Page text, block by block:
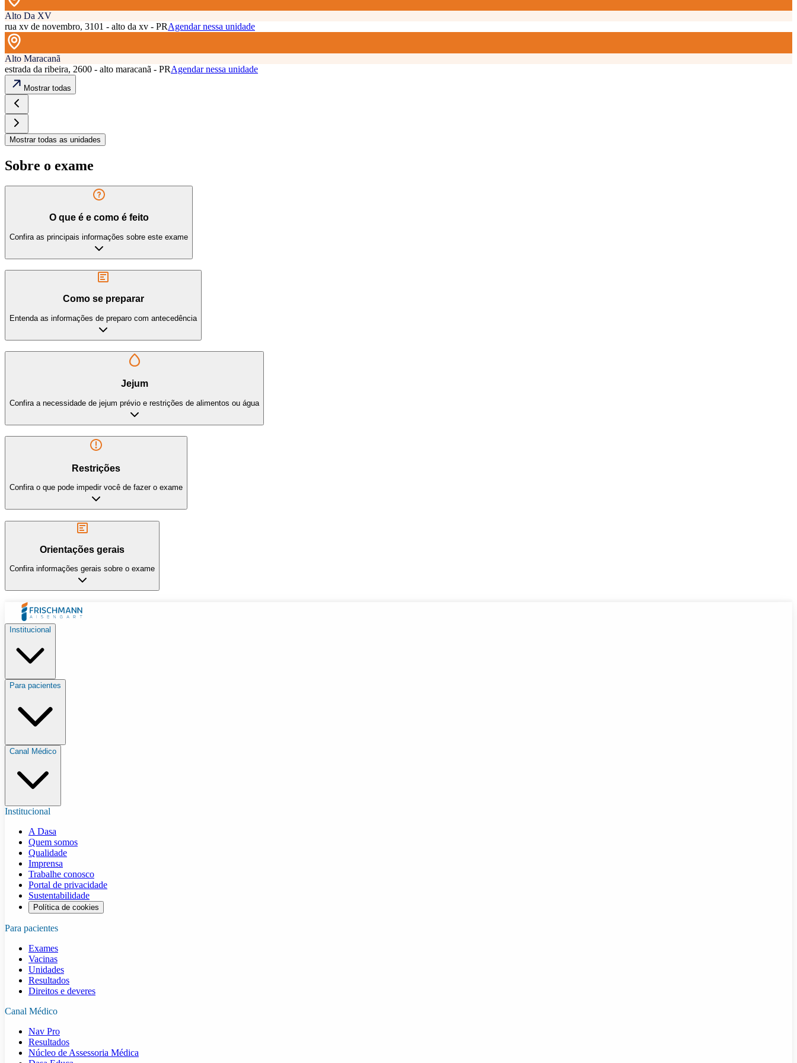
Alto Da XV
rua xv de novembro, 3101 - alto da xv - PRAgendar nessa unidade
Alto Maracanã
estrada da ribeira, 2600 - alto maracanã - PRAgendar nessa unidade
Mostrar todas
Mostrar todas as unidades
Sobre o exame
O que é e como é feito
Confira as principais informações sobre este exame
Como se preparar
Entenda as informações de preparo com antecedência
Jejum
Confira a necessidade de jejum prévio e restrições de alimentos ou água
Restrições
Confira o que pode impedir você de fazer o exame
Orientações gerais
Confira informações gerais sobre o exame
Institucional
Para pacientes
Canal Médico
Institucional
A Dasa
Quem somos
Qualidade
Imprensa
Trabalhe conosco
Portal de privacidade
Sustentabilidade
Política de cookies
Para pacientes
Exames
Vacinas
Unidades
Resultados
Direitos e deveres
Canal Médico
Nav Pro
Resultados
Núcleo de Assessoria Médica